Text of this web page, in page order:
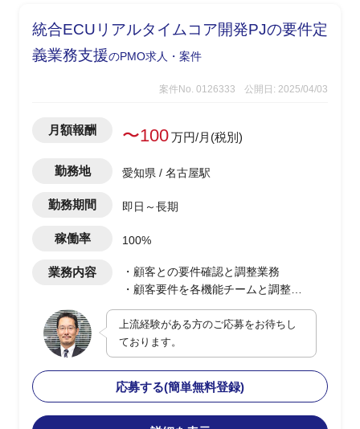
統合ECUリアルタイムコア開発PJの要件定
義業務支援のPMO求人・案件
案件No. 0126333 公開日: 2025/04/03
月額報酬 〜100万円/月(税別)
勤務地 愛知県 / 名古屋駅
勤務期間 即日～長期
稼働率 100%
業務内容
・顧客との要件確認と調整業務
・顧客要件を各機能チームと調整
・上記業務に関わる各種提案資料やPJに
必要な資料作成業務
上流経験がある方のご応募をお待ちし
ております。
応募する(簡単無料登録)